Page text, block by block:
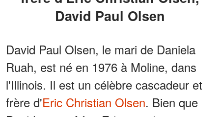
David Paul Olsen
David Paul Olsen, le mari de Daniela
Ruah, est né en 1976 à Moline, dans
l'Illinois. Il est un célèbre cascadeur et
frère d'Eric Christian Olsen. Bien que